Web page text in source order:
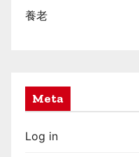
養老
Meta
Log in